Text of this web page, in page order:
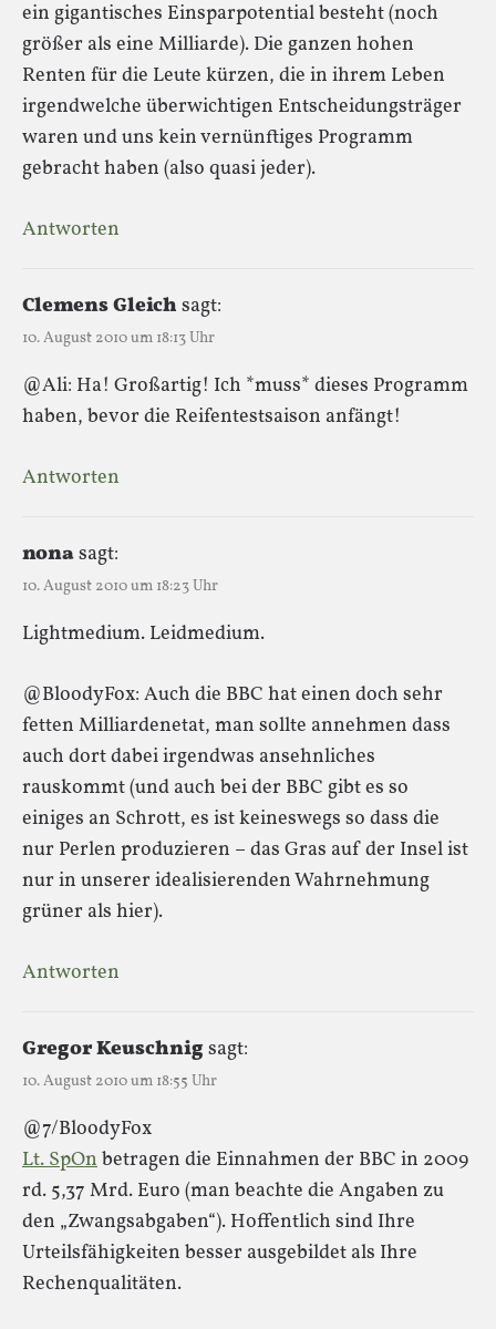
ein gigantisches Einsparpotential besteht (noch
größer als eine Milliarde). Die ganzen hohen
Renten für die Leute kürzen, die in ihrem Leben
irgendwelche überwichtigen Entscheidungsträger
waren und uns kein vernünftiges Programm
gebracht haben (also quasi jeder).
Antworten
Clemens Gleich sagt:
10. August 2010 um 18:13 Uhr
@Ali: Ha! Großartig! Ich *muss* dieses Programm
haben, bevor die Reifentestsaison anfängt!
Antworten
nonasagt:
10. August 2010 um 18:23 Uhr
Lightmedium. Leidmedium.
@BloodyFox: Auch die BBC hat einen doch sehr
fetten Milliardenetat, man sollte annehmen dass
auch dort dabei irgendwas ansehnliches
rauskommt (und auch bei der BBC gibt es so
einiges an Schrott, es ist keineswegs so dass die
nur Perlen produzieren – das Gras auf der Insel ist
nur in unserer idealisierenden Wahrnehmung
grüner als hier).
Antworten
Gregor Keuschnigsagt:
10. August 2010 um 18:55 Uhr
@7/BloodyFox
Lt. SpOnbetragen die Einnahmen der BBC in 2009
rd. 5,37 Mrd. Euro (man beachte die Angaben zu
den „Zwangsabgaben“). Hoffentlich sind Ihre
Urteilsfähigkeiten besser ausgebildet als Ihre
Rechenqualitäten.